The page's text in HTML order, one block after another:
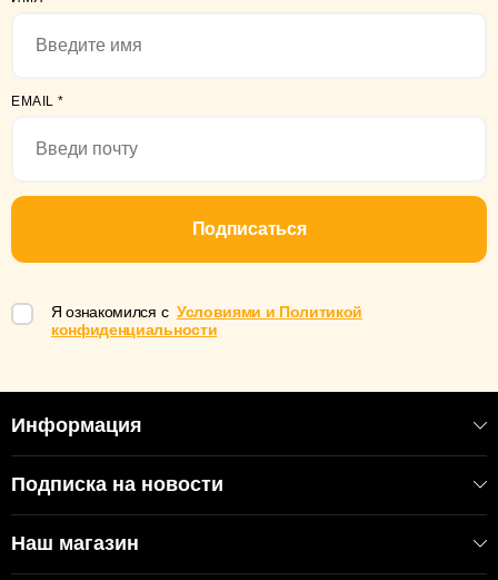
EMAIL *
Подписаться
Я ознакомился с Условиями и Политикой
конфиденциальности
Информация
Подписка на новости
Наш магазин